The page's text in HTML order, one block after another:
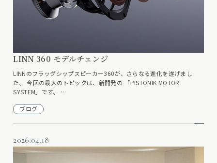
LINN 360 モデルチェンジ
LINNのフラッグシップスピーカー360が、さらなる進化を遂げまし
た。 今回の最大のトピックは、新開発の 「PISTONIK MOTOR
SYSTEM」です。 …
ブログ
2026.04.18